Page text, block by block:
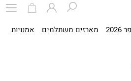
מארזים משתלמים אמנויות